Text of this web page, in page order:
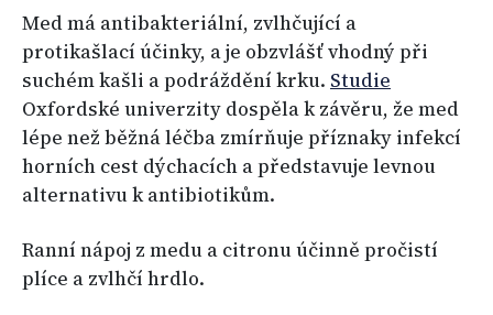
Med má antibakteriální, zvlhčující a
protikašlací účinky, a je obzvlášť vhodný při
suchém kašli a podráždění krku. Studie
Oxfordské univerzity dospěla k závěru, že med
lépe než běžná léčba zmírňuje příznaky infekcí
horních cest dýchacích a představuje levnou
alternativu k antibiotikům.
Ranní nápoj z medu a citronu účinně pročistí
plíce a zvlhčí hrdlo.